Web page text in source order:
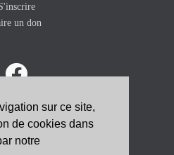
sur ce site,
de cookies dans
notre
un don
VOUS